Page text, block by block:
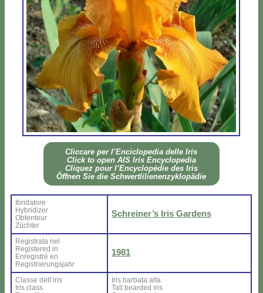
Clic­ca­re per l’En­ci­clo­pe­dia del­le Iris
Click to open AIS Iris En­cy­clo­pe­dia
Cli­quez pour l’En­cy­clo­pé­die des Iris
Öff­nen Sie die Sch­wer­tli­lie­nen­zy­klo­pä­die
Ibri­da­to­re
Hy­bri­di­zer
Ob­ten­teur
Zü­ch­ter
Schrei­ne­r’s Iris Gar­dens
Re­gi­stra­ta nel
Re­gi­ste­red in
En­re­gi­stré en
Re­gi­strie­rung­sjahr
1981
Clas­se del­l’i­ris
Iris class
Iris bar­ba­ta al­ta
Tall bear­ded iris